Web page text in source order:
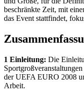
beschränkte Zeit, mit
das Event stattfindet,
1 Einleitung: Die
der UEFA EURO 2008
Arbeit.